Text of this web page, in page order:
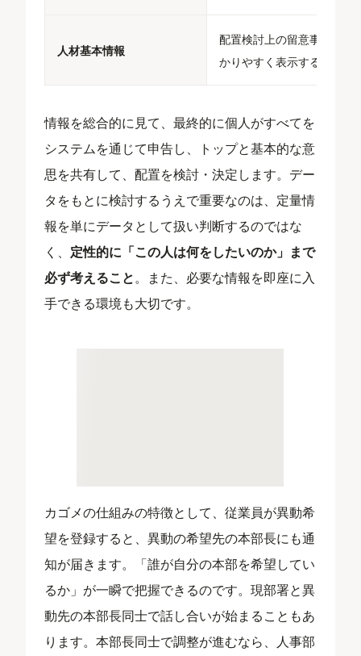
人材基本情報
配置検討上の留意事項を分
かりやすく表示する
情報を総合的に見て、最終的に個人がすべてを
システムを通じて申告し、トップと基本的な意
思を共有して、配置を検討・決定します。デー
タをもとに検討するうえで重要なのは、定量情
報を単にデータとして扱い判断するのではな
く、 定性的に「この人は何をしたいのか」まで
必ず考えること。また、必要な情報を即座に入
手できる環境も大切です。
カゴメの仕組みの特徴として、従業員が異動希
望を登録すると、異動の希望先の本部長にも通
知が届きます。「誰が自分の本部を希望してい
るか」が一瞬で把握できるのです。現部署と異
動先の本部長同士で話し合いが始まることもあ
ります。本部長同士で調整が進むなら、人事部